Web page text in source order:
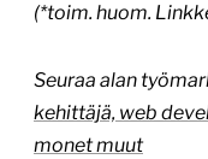
(*toim. huom.
Seuraa alan
kehittäjä, web
monet muut